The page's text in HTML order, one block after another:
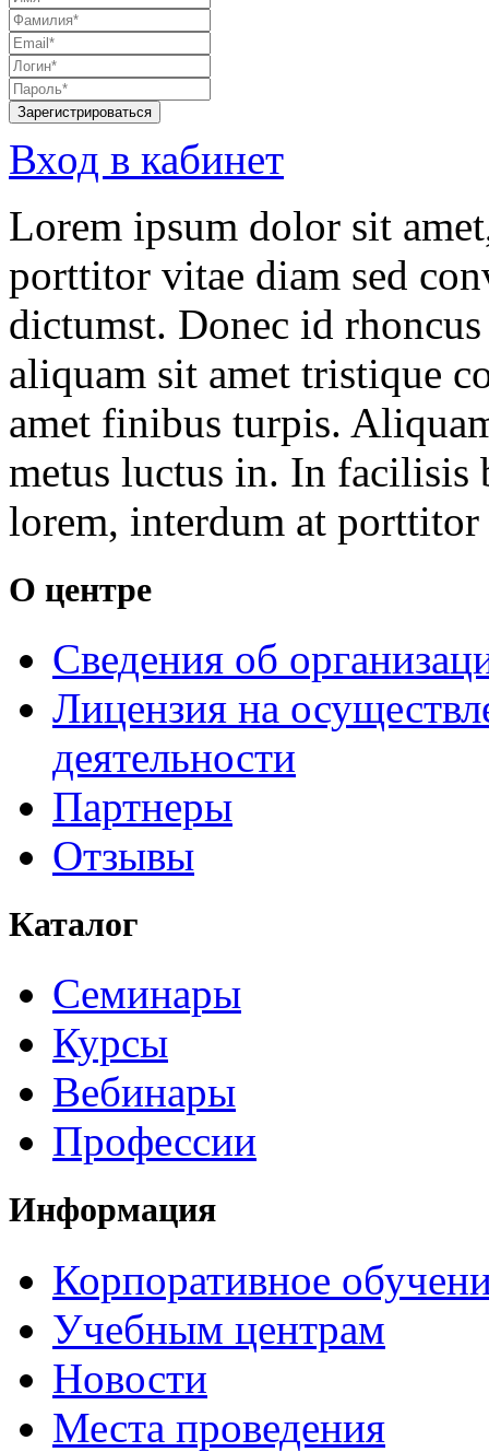
Зарегистрироваться
Вход в кабинет
Lorem ipsum dolor sit
porttitor vitae diam sed
dictumst. Donec id
aliquam sit amet tristique
amet finibus turpis.
metus luctus in. In facilisis
lorem, interdum at
О центре
Сведения об
Лицензия на
деятельности
Партнеры
Отзывы
Каталог
Семинары
Курсы
Вебинары
Профессии
Информация
Корпоративное
Учебным центрам
Новости
Места проведения